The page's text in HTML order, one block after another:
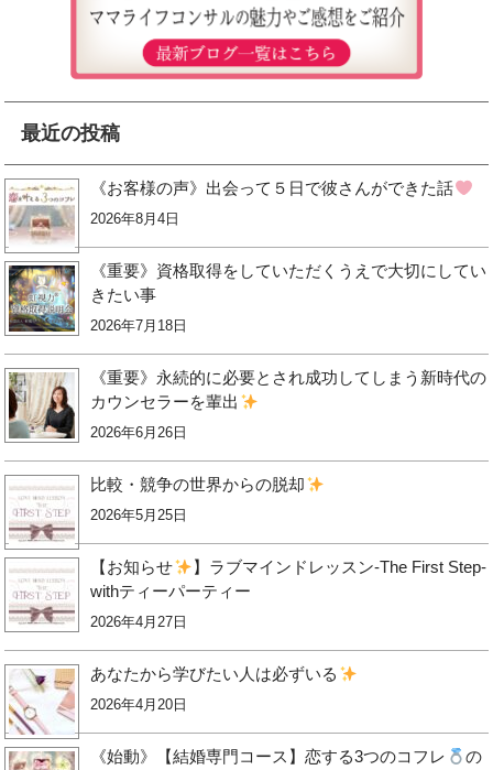
最近の投稿
《お客様の声》出会って５日で彼さんができた話
2026年8月4日
《重要》資格取得をしていただくうえで大切にしてい
きたい事
2026年7月18日
《重要》永続的に必要とされ成功してしまう新時代の
カウンセラーを輩出
2026年6月26日
比較・競争の世界からの脱却
2026年5月25日
【お知らせ
】ラブマインドレッスン-The First Step-
withティーパーティー
2026年4月27日
あなたから学びたい人は必ずいる
2026年4月20日
《始動》【結婚専門コース】恋する3つのコフレ
の